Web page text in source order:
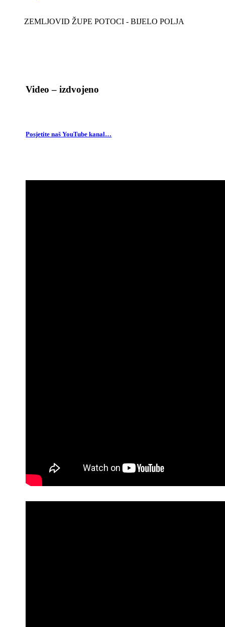
ZEMLJOVID ŽUPE POTOCI - BIJELO POLJA
Video – izdvojeno
Posjetite naš YouTube kanal…